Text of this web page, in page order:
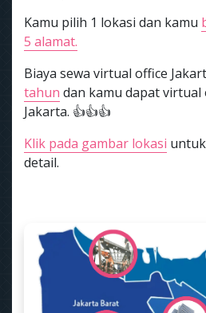
Kamu pilih 1 lokasi dan kamu
5 alamat.
Biaya sewa virtual office
tahun dan kamu dapat virtual
Jakarta. 👍👍👍
Klik pada gambar lokasi
detail.